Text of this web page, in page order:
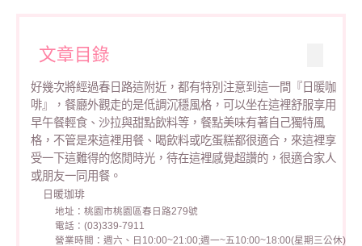
文章目錄
好幾次將經過春日路這附近，都有特別注意到這一間『日暖咖
啡』，餐廳外觀走的是低調沉穩風格，可以坐在這裡舒服享用
早午餐輕食、沙拉與甜點飲料等，餐點美味有著自己獨特風
格，不管是來這裡用餐、喝飲料或吃蛋糕都很適合，來這裡享
受一下這難得的悠閒時光，待在這裡感覺超讚的，很適合家人
或朋友一同用餐。
日暖珈琲
地址：桃園市桃園區春日路279號
電話：(03)339-7911
營業時間：週六、日10:00~21:00;週一~五10:00~18:00(星期三公休)